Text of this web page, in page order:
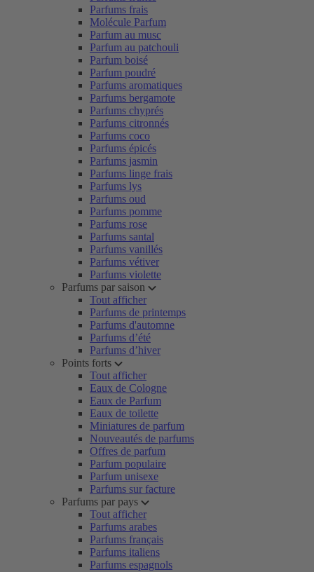
Parfums frais
Molécule Parfum
Parfum au musc
Parfum au patchouli
Parfum boisé
Parfum poudré
Parfums aromatiques
Parfums bergamote
Parfums chyprés
Parfums citronnés
Parfums coco
Parfums épicés
Parfums jasmin
Parfums linge frais
Parfums lys
Parfums oud
Parfums pomme
Parfums rose
Parfums santal
Parfums vanillés
Parfums vétiver
Parfums violette
Parfums par saison
Tout afficher
Parfums de printemps
Parfums d'automne
Parfums d’été
Parfums d’hiver
Points forts
Tout afficher
Eaux de Cologne
Eaux de Parfum
Eaux de toilette
Miniatures de parfum
Nouveautés de parfums
Offres de parfum
Parfum populaire
Parfum unisexe
Parfums sur facture
Parfums par pays
Tout afficher
Parfums arabes
Parfums français
Parfums italiens
Parfums espagnols